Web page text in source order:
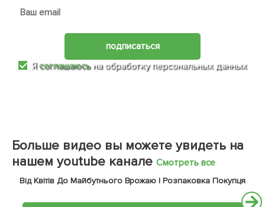
подписаться
Ясоглашаюсьна обработку персональных данных
Больше видео вы можете увидеть на
нашем youtube канале Смотреть все
Від Квітів До Майбутнього Врожаю | Розпаковка Покупця